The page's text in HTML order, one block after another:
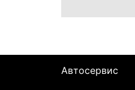
Автосервис